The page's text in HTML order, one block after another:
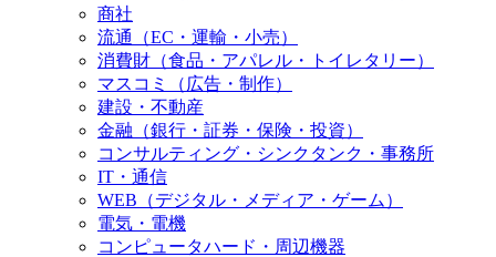
商社
流通（EC・運輸・小売）
消費財（食品・アパレル・トイレタリー）
マスコミ（広告・制作）
建設・不動産
金融（銀行・証券・保険・投資）
コンサルティング・シンクタンク・事務所
IT・通信
WEB（デジタル・メディア・ゲーム）
電気・電機
コンピュータハード・周辺機器